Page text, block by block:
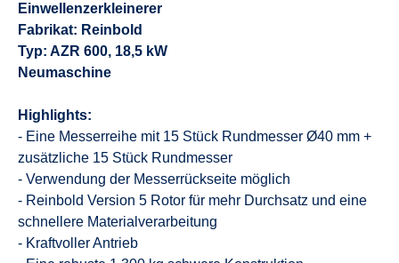
Einwellenzerkleinerer
Fabrikat: Reinbold
Typ: AZR 600, 18,5 kW
Neumaschine
Highlights:
- Eine Messerreihe mit 15 Stück Rundmesser Ø40 mm +
zusätzliche 15 Stück Rundmesser
- Verwendung der Messerrückseite möglich
- Reinbold Version 5 Rotor für mehr Durchsatz und eine
schnellere Materialverarbeitung
- Kraftvoller Antrieb